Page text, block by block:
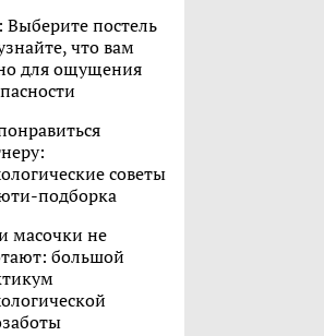
Выберите постель
что вам
для ощущения
советы
подборка
масочки не
большой